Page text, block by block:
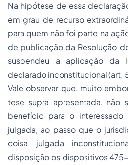
Na hipótese de essa
em grau de recurso
para quem não foi parte na
de publicação da Resolução
suspendeu a aplicação da
declarado inconstitucional (art.
Vale observar que, muito
tese supra apresentada, não
benefício para o
julgada, ao passo que o
coisa julgada
disposição os dispositivos 475-